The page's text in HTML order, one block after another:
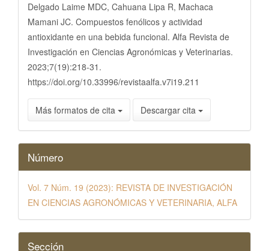
Delgado Laime MDC, Cahuana Lipa R, Machaca
Mamani JC. Compuestos fenólicos y actividad
antioxidante en una bebida funcional. Alfa Revista de
Investigación en Ciencias Agronómicas y Veterinarias.
2023;7(19):218-31.
https://doi.org/10.33996/revistaalfa.v7i19.211
Más formatos de cita Descargar cita
Número
Vol. 7 Núm. 19 (2023): REVISTA DE INVESTIGACIÓN
EN CIENCIAS AGRONÓMICAS Y VETERINARIA, ALFA
Sección